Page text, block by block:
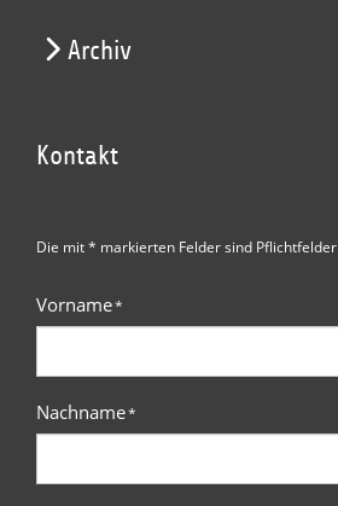
Archiv
Kontakt
Die mit * markierten Felder sind Pflichtfelder
Vorname*
Nachname*